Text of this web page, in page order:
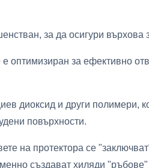
за да осигури върхова
оптимизиран за ефективно
диоксид и други полимери,
повърхности.
на протектора се
създават хиляди